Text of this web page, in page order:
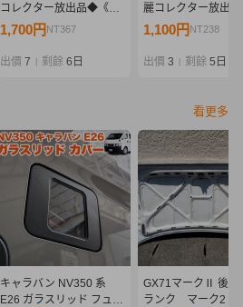
コレクター放出品◆《大
名品》時代 李朝白磁壺/中
国 壷 骨董品 時代品 美術
1,700円 NT367
出價 7 剩餘 6日
麗コレクター放出
代 李朝粉引茶碗 /中
道具 骨董品 時代品
1,100円 NT238
出價 3 剩餘 5日
看更多
キャラバン NV350 系
E26 ガラスリッド フュー
GX71マークⅡ 後
ランク マーク2